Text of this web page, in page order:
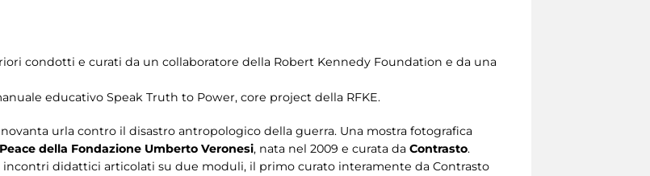
condotti e curati da un collaboratore della Robert Kennedy Foundation e da una
educativo Speak Truth to Power, core project della RFKE.
urla contro il disastro antropologico della guerra. Una mostra fotografica
della Fondazione Umberto Veronesi, nata nel 2009 e curata da Contrasto.
incontri didattici articolati su due moduli, il primo curato interamente da Contrasto